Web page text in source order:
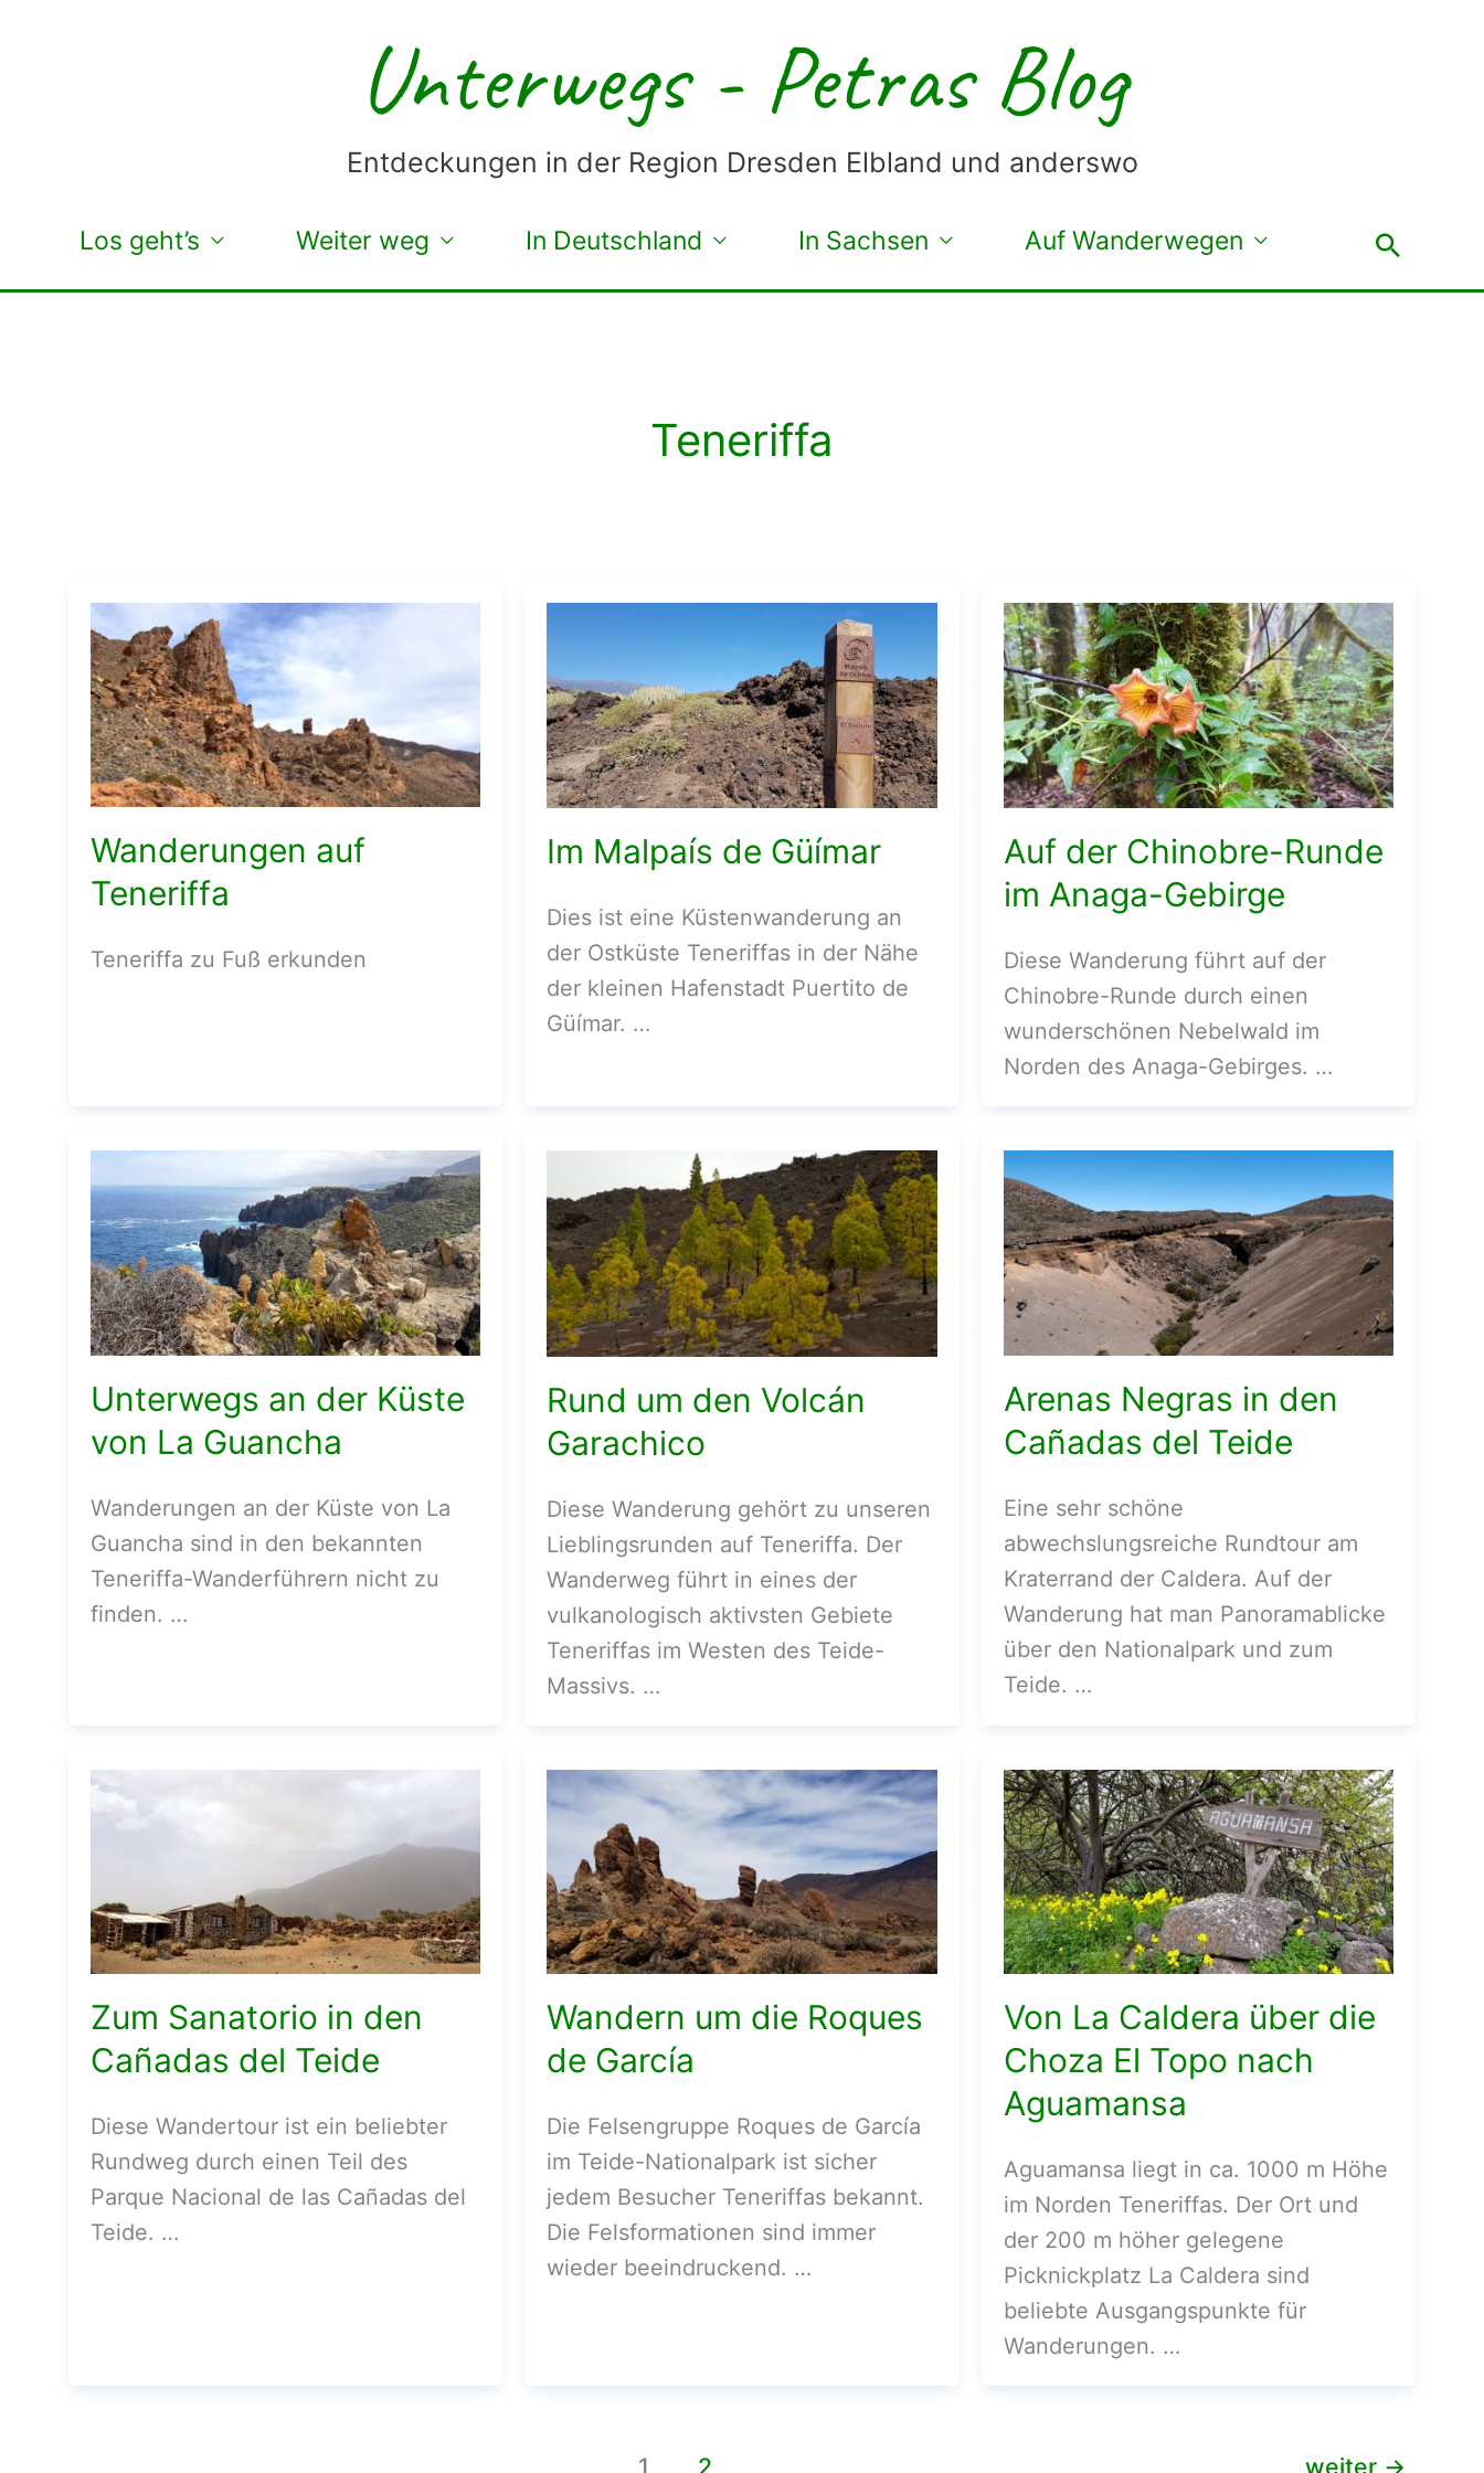
Unterwegs - Petras Blog
Entdeckungen in der Region Dresden Elbland und anderswo
Los geht’s Weiter weg In Deutschland In Sachsen Auf Wanderwegen
Teneriffa
Wanderungen auf
Teneriffa
Teneriffa zu Fuß erkunden
Im Malpaís de Güímar
Dies ist eine Küstenwanderung an
der Ostküste Teneriffas in der Nähe
der kleinen Hafenstadt Puertito de
Güímar. …
Auf der Chinobre-Runde
im Anaga-Gebirge
Diese Wanderung führt auf der
Chinobre-Runde durch einen
wunderschönen Nebelwald im
Norden des Anaga-Gebirges. …
Unterwegs an der Küste
von La Guancha
Wanderungen an der Küste von La
Guancha sind in den bekannten
Teneriffa-Wanderführern nicht zu
finden. …
Rund um den Volcán
Garachico
Diese Wanderung gehört zu unseren
Lieblingsrunden auf Teneriffa. Der
Wanderweg führt in eines der
vulkanologisch aktivsten Gebiete
Teneriffas im Westen des Teide-
Massivs. …
Arenas Negras in den
Cañadas del Teide
Eine sehr schöne
abwechslungsreiche Rundtour am
Kraterrand der Caldera. Auf der
Wanderung hat man Panoramablicke
über den Nationalpark und zum
Teide. …
Zum Sanatorio in den
Cañadas del Teide
Diese Wandertour ist ein beliebter
Rundweg durch einen Teil des
Parque Nacional de las Cañadas del
Teide. …
Wandern um die Roques
de García
Die Felsengruppe Roques de García
im Teide-Nationalpark ist sicher
jedem Besucher Teneriffas bekannt.
Die Felsformationen sind immer
wieder beeindruckend. …
Von La Caldera über die
Choza El Topo nach
Aguamansa
Aguamansa liegt in ca. 1000 m Höhe
im Norden Teneriffas. Der Ort und
der 200 m höher gelegene
Picknickplatz La Caldera sind
beliebte Ausgangspunkte für
Wanderungen. …
1 2 weiter →